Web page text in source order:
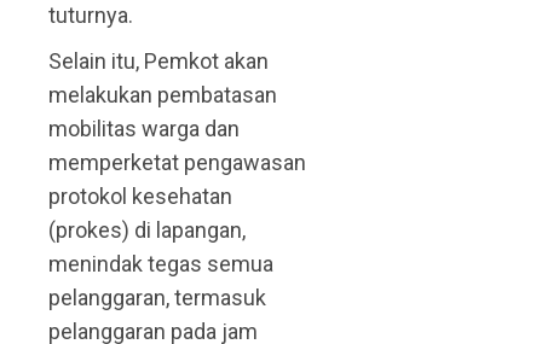
tuturnya.
Selain itu, Pemkot akan
melakukan pembatasan
mobilitas warga dan
memperketat pengawasan
protokol kesehatan
(prokes) di lapangan,
menindak tegas semua
pelanggaran, termasuk
pelanggaran pada jam